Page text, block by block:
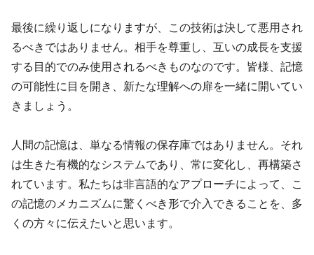
最後に繰り返しになりますが、この技術は決して悪用され
るべきではありません。相手を尊重し、互いの成長を支援
する目的でのみ使用されるべきものなのです。皆様、記憶
の可能性に目を開き、新たな理解への扉を一緒に開いてい
きましょう。
人間の記憶は、単なる情報の保存庫ではありません。それ
は生きた有機的なシステムであり、常に変化し、再構築さ
れています。私たちは非言語的なアプローチによって、こ
の記憶のメカニズムに驚くべき形で介入できることを、多
くの方々に伝えたいと思います。